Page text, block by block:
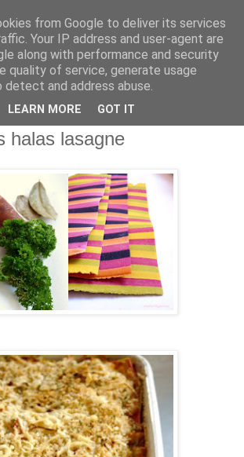
halas lasagne
from Google to deliver its services
Your IP address and user-agent are
along with performance and security
quality of service, generate usage
and address abuse.
LEARN MORE GOT IT